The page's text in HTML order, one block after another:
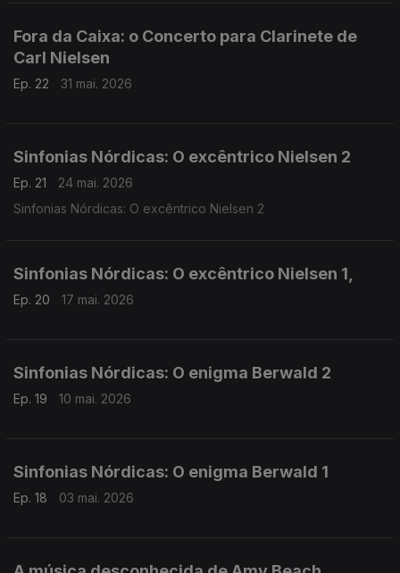
Fora da Caixa: o Concerto para Clarinete de
Carl Nielsen
Ep. 22 31 mai. 2026
Sinfonias Nórdicas: O excêntrico Nielsen 2
Ep. 21
24 mai. 2026
Sinfonias Nórdicas: O excêntrico Nielsen 2
Sinfonias Nórdicas: O excêntrico Nielsen 1,
Ep. 20 17 mai. 2026
Sinfonias Nórdicas: O enigma Berwald 2
Ep. 19 10 mai. 2026
Sinfonias Nórdicas: O enigma Berwald 1
Ep. 18 03 mai. 2026